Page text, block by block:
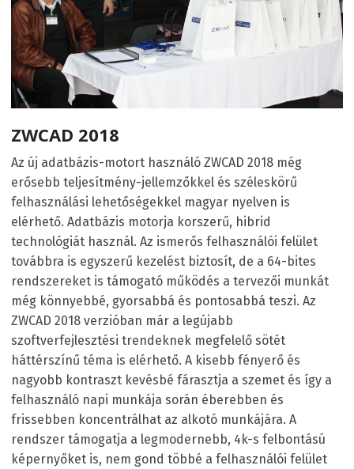
ZWCAD 2018
Az új adatbázis-motort használó ZWCAD 2018 még
erősebb teljesítmény-jellemzőkkel és széleskörű
felhasználási lehetőségekkel magyar nyelven is
elérhető. Adatbázis motorja korszerű, hibrid
technológiát használ. Az ismerős felhasználói felület
továbbra is egyszerű kezelést biztosít, de a 64-bites
rendszereket is támogató működés a tervezői munkát
még könnyebbé, gyorsabbá és pontosabbá teszi. Az
ZWCAD 2018 verzióban már a legújabb
szoftverfejlesztési trendeknek megfelelő sötét
háttérszínű téma is elérhető. A kisebb fényerő és
nagyobb kontraszt kevésbé fárasztja a szemet és így a
felhasználó napi munkája során éberebben és
frissebben koncentrálhat az alkotó munkájára. A
rendszer támogatja a legmodernebb, 4k-s felbontású
képernyőket is, nem gond többé a felhasználói felület